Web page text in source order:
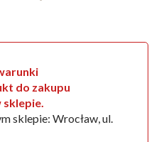
do zakupu
sklepie.
sklepie: Wrocław, ul.